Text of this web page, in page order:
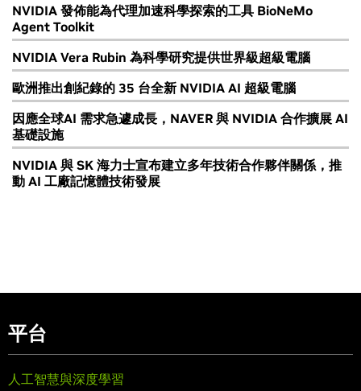
NVIDIA 發佈能為代理加速科學探索的工具 BioNeMo
Agent Toolkit
NVIDIA Vera Rubin 為科學研究提供世界級超級電腦
歐洲推出創紀錄的 35 台全新 NVIDIA AI 超級電腦
因應全球AI 需求急遽成長，NAVER 與 NVIDIA 合作擴展 AI
基礎設施
NVIDIA 與 SK 海力士宣布建立多年技術合作夥伴關係，推
動 AI 工廠記憶體技術發展
平台
人工智慧與深度學習